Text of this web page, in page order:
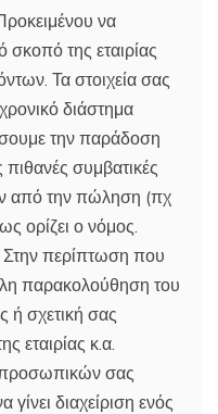
να
της εταιρίας
Τα στοιχεία σας
διάστημα
την παράδοση
συμβατικές
από την πώληση (πχ
ορίζει ο νόμος.
Στην περίπτωση που
παρακολούθηση του
ή σχετική σας
εταιρίας κ.α.
σας
διαχείριση ενός